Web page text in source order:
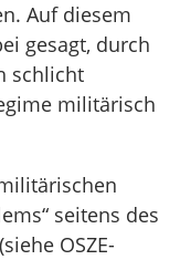
Auf diesem
gesagt, durch
schlicht
militärisch
seitens des
OSZE-